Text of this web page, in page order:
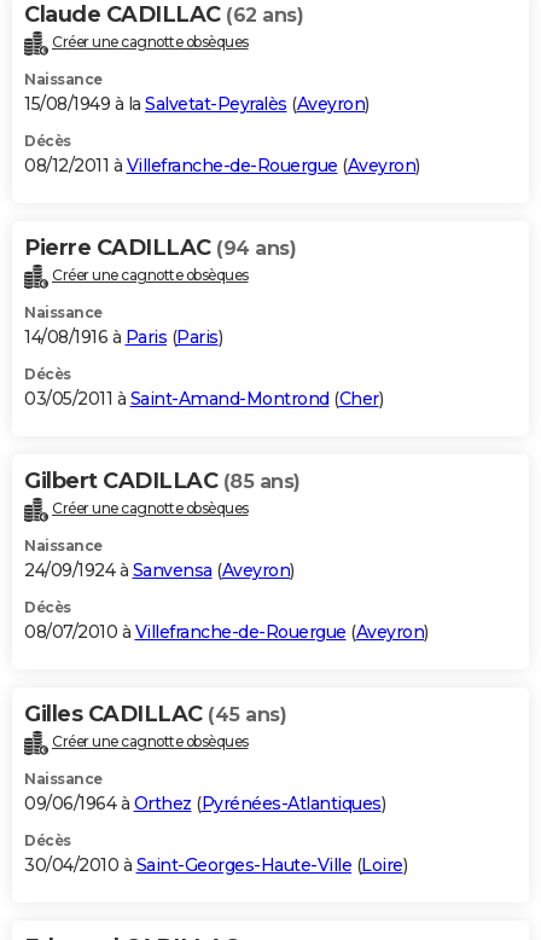
Claude CADILLAC (62 ans)
Créer une cagnotte obsèques
Naissance
15/08/1949 à la Salvetat-Peyralès (Aveyron)
Décès
08/12/2011 à Villefranche-de-Rouergue (Aveyron)
Pierre CADILLAC (94 ans)
Créer une cagnotte obsèques
Naissance
14/08/1916 à Paris (Paris)
Décès
03/05/2011 à Saint-Amand-Montrond (Cher)
Gilbert CADILLAC (85 ans)
Créer une cagnotte obsèques
Naissance
24/09/1924 à Sanvensa (Aveyron)
Décès
08/07/2010 à Villefranche-de-Rouergue (Aveyron)
Gilles CADILLAC (45 ans)
Créer une cagnotte obsèques
Naissance
09/06/1964 à Orthez (Pyrénées-Atlantiques)
Décès
30/04/2010 à Saint-Georges-Haute-Ville (Loire)